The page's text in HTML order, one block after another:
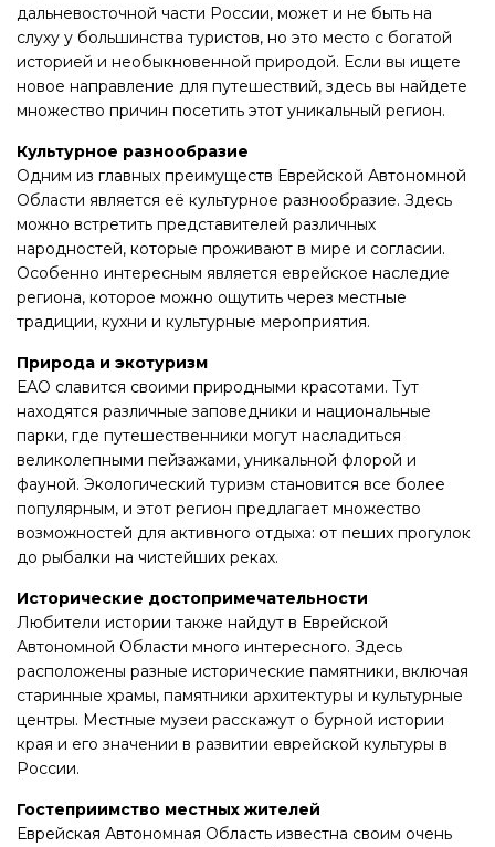
дальневосточной части России, может и не быть на
слуху у большинства туристов, но это место с богатой
историей и необыкновенной природой. Если вы ищете
новое направление для путешествий, здесь вы найдете
множество причин посетить этот уникальный регион.
Культурное разнообразие
Одним из главных преимуществ Еврейской Автономной
Области является её культурное разнообразие. Здесь
можно встретить представителей различных
народностей, которые проживают в мире и согласии.
Особенно интересным является еврейское наследие
региона, которое можно ощутить через местные
традиции, кухни и культурные мероприятия.
Природа и экотуризм
ЕАО славится своими природными красотами. Тут
находятся различные заповедники и национальные
парки, где путешественники могут насладиться
великолепными пейзажами, уникальной флорой и
фауной. Экологический туризм становится все более
популярным, и этот регион предлагает множество
возможностей для активного отдыха: от пеших прогулок
до рыбалки на чистейших реках.
Исторические достопримечательности
Любители истории также найдут в Еврейской
Автономной Области много интересного. Здесь
расположены разные исторические памятники, включая
старинные храмы, памятники архитектуры и культурные
центры. Местные музеи расскажут о бурной истории
края и его значении в развитии еврейской культуры в
России.
Гостеприимство местных жителей
Еврейская Автономная Область известна своим очень